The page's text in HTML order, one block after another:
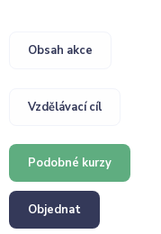
Obsah akce
Vzdělávací cíl
Podobné kurzy
Objednat